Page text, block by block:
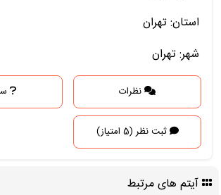
استان: تهران
شهر: تهران
نظرات
ثبت نظر (5 امتیاز)
آیتم های مرتبط